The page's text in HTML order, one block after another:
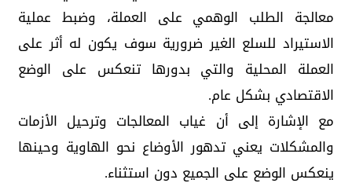
معالجة الطلب الوهمي على العملة، وضبط عملية
الاستيراد للسلع الغير ضرورية سوف يكون له أثر على
العملة المحلية والتي بدورها تنعكس على الوضع
الاقتصادي بشكل عام.
مع الإشارة إلى أن غياب المعالجات وترحيل الأزمات
والمشكلات يعني تدهور الأوضاع نحو الهاوية وحينها
ينعكس الوضع على الجميع دون استثناء.